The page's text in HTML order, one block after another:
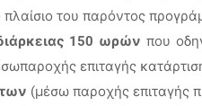
πλαίσιο του παρόντος
150 ωρών που
επιταγής
(μέσω παροχής επιταγής